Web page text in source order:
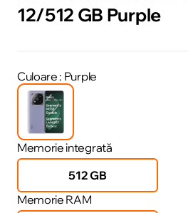
12/512 GB Purple
Culoare : Purple
Memorie integrată
512 GB
Memorie RAM